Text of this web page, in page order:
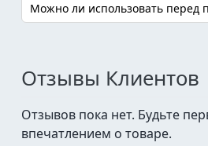
Можно ли использовать перед
Отзывы Клиентов
Отзывов пока нет. Будьте
впечатлением о товаре.